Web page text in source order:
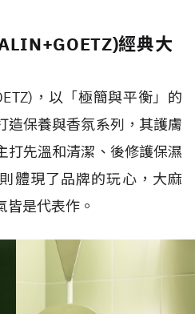
經典大
，以「極簡與平衡」的
造保養與香氛系列，其護膚
打先溫和清潔、後修護保濕
體現了品牌的玩心，大麻
皆是代表作。